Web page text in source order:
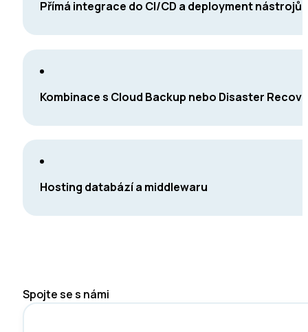
Přímá integrace do CI/CD a deployment nástrojů
Kombinace s Cloud Backup nebo Disaster
Hosting databází a middlewaru
Spojte se s námi